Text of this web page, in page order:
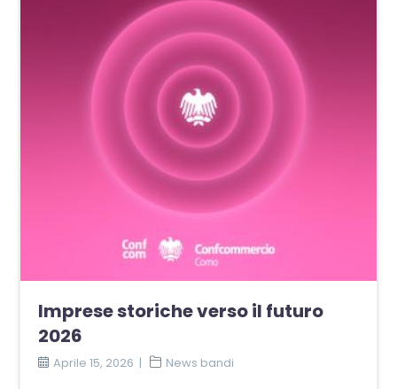
Imprese storiche verso il futuro
2026
Aprile 15, 2026 News bandi